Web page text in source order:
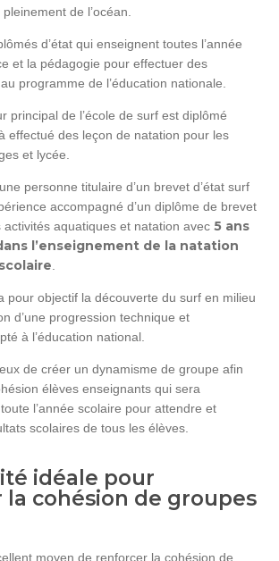
de l’océan.
d’état qui enseignent toutes l’année
et la pédagogie pour effectuer des
programme de l’éducation nationale.
principal de l’école de surf est diplômé
effectué des leçon de natation pour les
et lycée.
personne titulaire d’un brevet d’état surf
accompagné d’un diplôme de brevet
activités aquatiques et natation avec 5 ans
l’enseignement de la natation
pour objectif la découverte du surf en milieu
d’une progression technique et
à l’éducation national.
de créer un dynamisme de groupe afin
élèves enseignants qui sera
l’année scolaire pour attendre et
scolaires de tous les élèves.
idéale pour
cohésion de groupes
moyen de renforcer la cohésion de